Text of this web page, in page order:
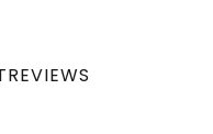
REVIEWS